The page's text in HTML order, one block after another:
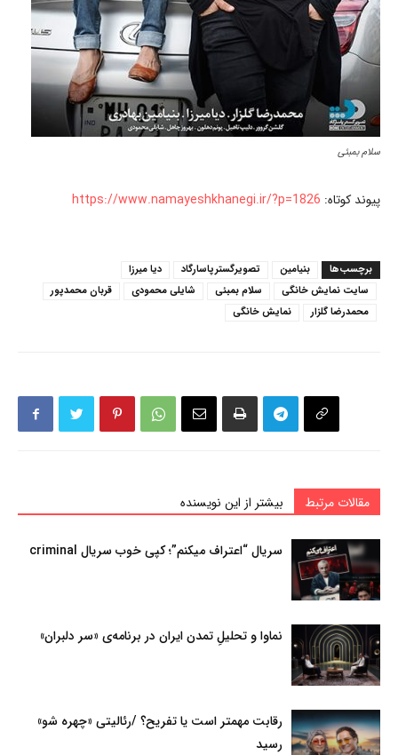
سلام بمبئی
پیوند کوتاه: https://www.namayeshkhanegi.ir/?p=1826
برچسب‌ها بنیامین تصویرگسترپاسارگاد
دیا میرزا
سایت نمایش خانگی
سلام بمبئی شایلی محمودی
قربان محمدپور
محمدرضا گلزار
نمایش خانگی
مقالات مرتبط بیشتر از این نویسنده
سریال “اعتراف میکنم”؛ کپی خوب سریال criminal
نماوا و تحلیلِ تمدن ایران در برنامه‌ی «سر دلبران»
رقابت مهمتر است یا تفریح؟ /رئالیتی «چهره شو»
رسید